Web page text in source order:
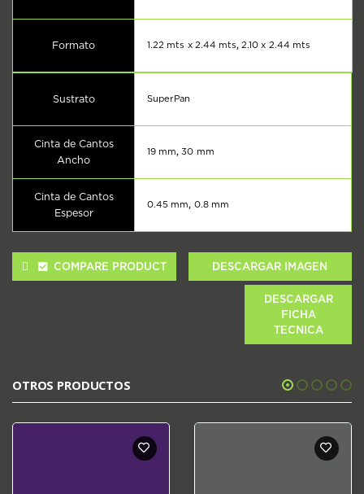
Formato 1.22 mts x 2.44 mts,2.10 x 2.44 mts
Sustrato SuperPan
Cinta de Cantos
Ancho
19 mm,30 mm
Cinta de Cantos
Espesor
0.45 mm, 0.8 mm
COMPARE PRODUCT DESCARGAR IMAGEN
DESCARGAR
FICHA
TECNICA
OTROS PRODUCTOS